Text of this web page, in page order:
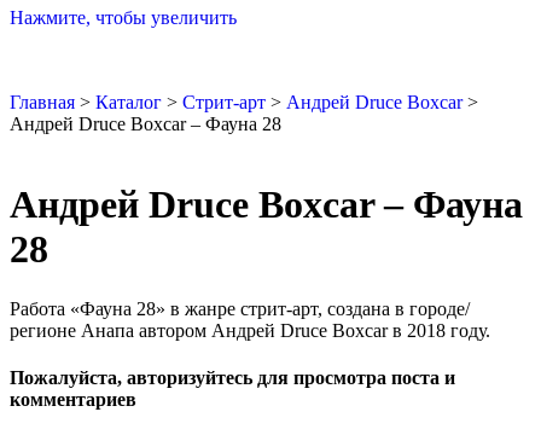
Нажмите, чтобы увеличить
Главная > Каталог > Стрит-арт > Андрей Druce Boxcar>
Андрей Druce Boxcar – Фауна 28
Андрей Druce Boxcar – Фауна
28
Работа «Фауна 28» в жанре стрит-арт, создана в городе/
регионе Анапа автором Андрей Druce Boxcar в 2018 году.
Пожалуйста, авторизуйтесь для просмотра поста и
комментариев